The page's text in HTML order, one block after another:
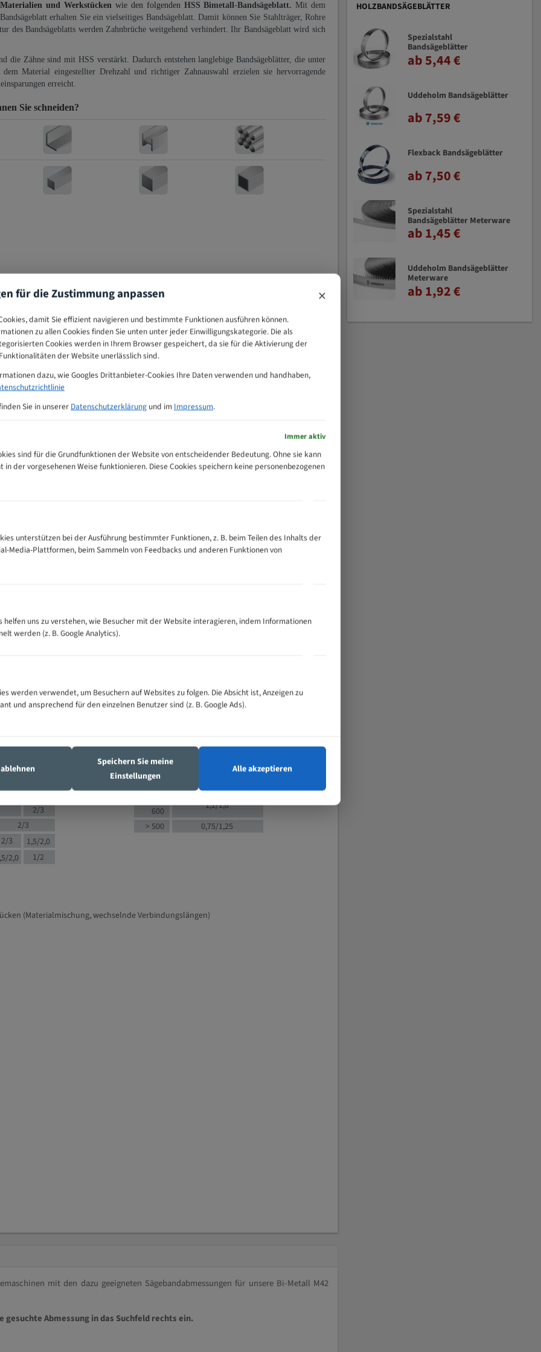
und Werkstücken wie den folgenden HSS Bimetall-Bandsägeblatt. Mit dem
erhalten Sie ein vielseitiges Bandsägeblatt. Damit können Sie Stahlträger, Rohre
des Bandsägeblatts werden Zahnbrüche weitgehend verhindert. Ihr Bandsägeblatt wird sich
die Zähne sind mit HSS verstärkt. Dadurch entstehen langlebige Bandsägeblätter, die unter
Material eingestellter Drehzahl und richtiger Zahnauswahl erzielen sie hervorragende
erreicht.
Sie schneiden?
Tabelle
300
500
4/6
4/6
4/5
4/5
2/3
2/3
2/3
1,5/2,0
2,0 1/2
M (mm)
Zähne pro
Zoll (ZpZ))
35 - 70
5/8
130 -
350
150 -
600
1,1/1,6
> 500
0,75/1,25
(Materialmischung, wechselnde Verbindungslängen)
mit den dazu geeigneten Sägebandabmessungen für unsere Bi-Metall M42
Abmessung in das Suchfeld rechts ein.
HOLZBANDSÄGEBLÄTTER
Spezialstahl
Bandsägeblätter
ab 5,44 €
Uddeholm Bandsägeblätter
ab 7,59 €
Flexback Bandsägeblätter
ab 7,50 €
Spezialstahl
Bandsägeblätter Meterware
ab 1,45 €
Uddeholm Bandsägeblätter
Meterware
ab 1,92 €
für die Zustimmung anpassen ×
damit Sie effizient navigieren und bestimmte Funktionen ausführen können.
zu allen Cookies finden Sie unten unter jeder Einwilligungskategorie. Die als
Cookies werden in Ihrem Browser gespeichert, da sie für die Aktivierung der
der Website unerlässlich sind.
dazu, wie Googles Drittanbieter-Cookies Ihre Daten verwenden und handhaben,
Sie in unserer Datenschutzerklärung und im Impressum.
Immer aktiv
sind für die Grundfunktionen der Website von entscheidender Bedeutung. Ohne sie kann
in der vorgesehenen Weise funktionieren. Diese Cookies speichern keine personenbezogenen
unterstützen bei der Ausführung bestimmter Funktionen, z. B. beim Teilen des Inhalts der
Media-Plattformen, beim Sammeln von Feedbacks und anderen Funktionen von
helfen uns zu verstehen, wie Besucher mit der Website interagieren, indem Informationen
werden (z. B. Google Analytics).
werden verwendet, um Besuchern auf Websites zu folgen. Die Absicht ist, Anzeigen zu
und ansprechend für den einzelnen Benutzer sind (z. B. Google Ads).
Speichern Sie meine
Einstellungen
Alle akzeptieren